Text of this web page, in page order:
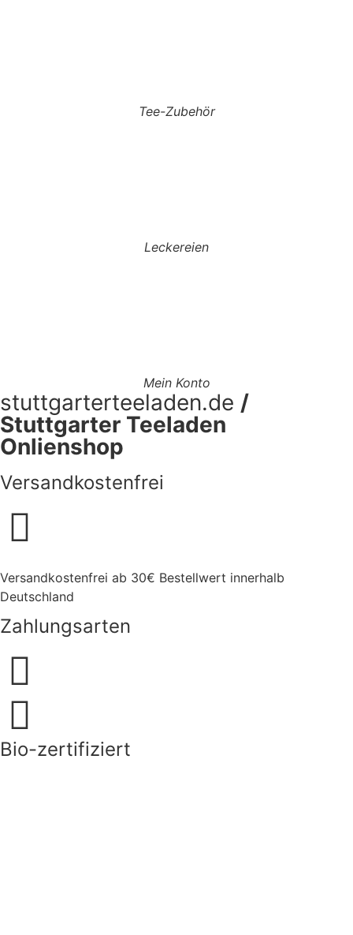
Tee-Zubehör
Leckereien
Mein Konto
stuttgarterteeladen.de /
Stuttgarter Teeladen
Onlienshop
Versandkostenfrei
Versandkostenfrei ab 30€ Bestellwert innerhalb
Deutschland
Zahlungsarten
Bio-zertifiziert